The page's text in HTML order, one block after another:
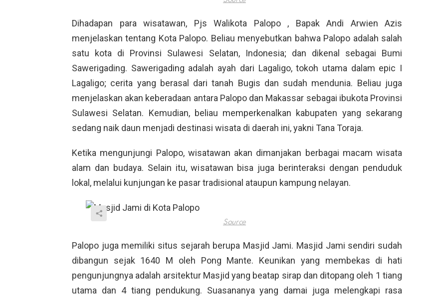
Dihadapan para wisatawan, Pjs Walikota Palopo , Bapak Andi Arwien Azis
menjelaskan tentang Kota Palopo. Beliau menyebutkan bahwa Palopo adalah salah
satu kota di Provinsi Sulawesi Selatan, Indonesia; dan dikenal sebagai Bumi
Sawerigading. Sawerigading adalah ayah dari Lagaligo, tokoh utama dalam epic I
Lagaligo; cerita yang berasal dari tanah Bugis dan sudah mendunia. Beliau juga
menjelaskan akan keberadaan antara Palopo dan Makassar sebagai ibukota Provinsi
Sulawesi Selatan. Kemudian, beliau memperkenalkan kabupaten yang sekarang
sedang naik daun menjadi destinasi wisata di daerah ini, yakni Tana Toraja.
Ketika mengunjungi Palopo, wisatawan akan dimanjakan berbagai macam wisata
alam dan budaya. Selain itu, wisatawan bisa juga berinteraksi dengan penduduk
lokal, melalui kunjungan ke pasar tradisional ataupun kampung nelayan.
Palopo juga memiliki situs sejarah berupa Masjid Jami. Masjid Jami sendiri sudah
dibangun sejak 1640 M oleh Pong Mante. Keunikan yang membekas di hati
pengunjungnya adalah arsitektur Masjid yang beatap sirap dan ditopang oleh 1 tiang
utama dan 4 tiang pendukung. Suasananya yang damai juga melengkapi rasa